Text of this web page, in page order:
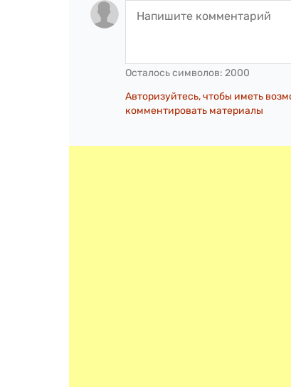
Осталось символов: 2000
Авторизуйтесь, чтобы иметь
комментировать материалы